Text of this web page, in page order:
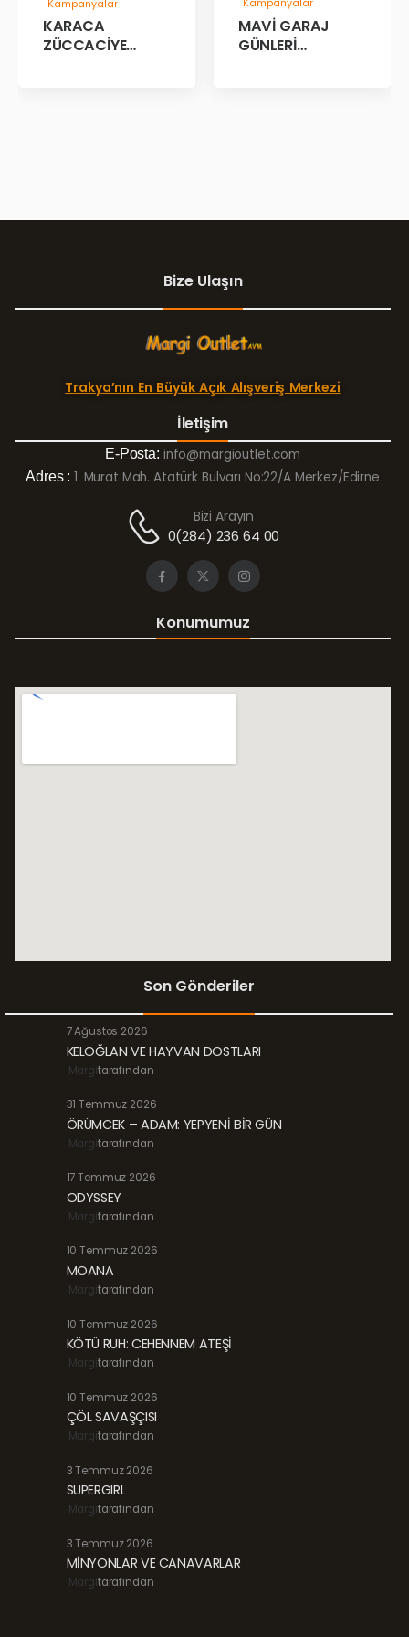
Kampanyalar
KARACA
ZÜCCACİYE
Kampanyalar
MAVİ GARAJ
GÜNLERİ
Bize Ulaşın
Trakya’nın En Büyük Açık Alışveriş Merkezi
İletişim
E-Posta: info@margioutlet.com
Adres : 1. Murat Mah. Atatürk Bulvarı No:22/A Merkez/Edirne
Bizi Arayın
0(284) 236 64 00
Konumumuz
Son Gönderiler
7 Ağustos 2026
KELOĞLAN VE HAYVAN DOSTLARI
Margitarafından
31 Temmuz 2026
ÖRÜMCEK – ADAM: YEPYENİ BİR GÜN
Margitarafından
17 Temmuz 2026
ODYSSEY
Margitarafından
10 Temmuz 2026
MOANA
Margitarafından
10 Temmuz 2026
KÖTÜ RUH: CEHENNEM ATEŞİ
Margitarafından
10 Temmuz 2026
ÇÖL SAVAŞÇISI
Margitarafından
3 Temmuz 2026
SUPERGIRL
Margitarafından
3 Temmuz 2026
MİNYONLAR VE CANAVARLAR
Margitarafından